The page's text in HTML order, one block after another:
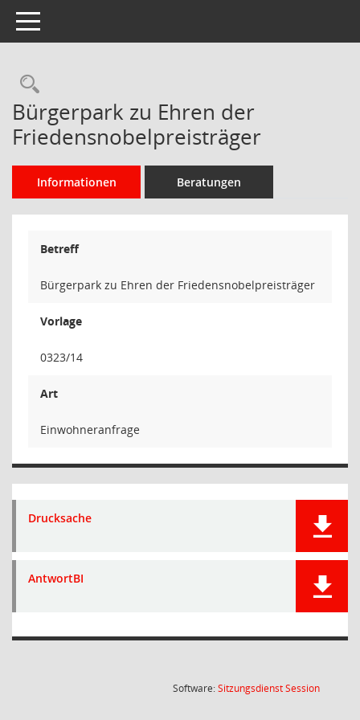
Toggle navigation
Rechercheauswahl
Bürgerpark zu Ehren der
Friedensnobelpreisträger
Informationen Beratungen
Betreff
Bürgerpark zu Ehren der Friedensnobelpreisträger
Vorlage
0323/14
Art
Einwohneranfrage
Drucksache
AntwortBI
Software:SitzungsdienstSession(Wird in